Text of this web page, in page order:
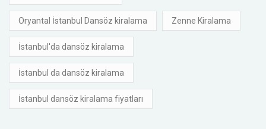
Oryantal İstanbul Dansöz kiralama Zenne Kiralama
İstanbul'da dansöz kiralama
İstanbul da dansöz kiralama
İstanbul dansöz kiralama fiyatları